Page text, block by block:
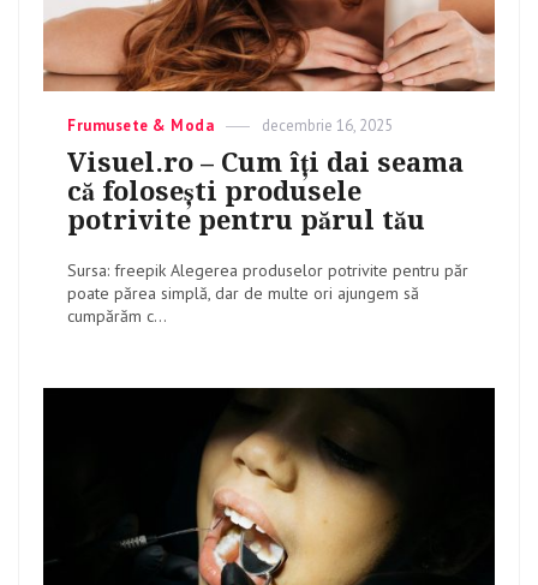
Categories
Frumusete & Moda
Posted
decembrie 16, 2025
Visuel.ro – Cum îți dai seama
că folosești produsele
potrivite pentru părul tău
Sursa: freepik Alegerea produselor potrivite pentru păr
poate părea simplă, dar de multe ori ajungem să
cumpărăm c...